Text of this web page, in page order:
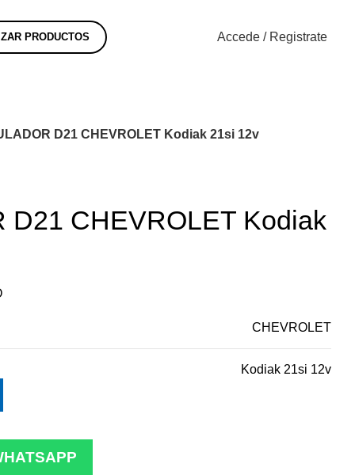
PRODUCTOS Accede / Registrate
D21 CHEVROLET Kodiak 21si 12v
D21 CHEVROLET Kodiak
CHEVROLET
Kodiak 21si 12v